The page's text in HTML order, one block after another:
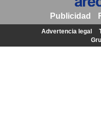
Publicidad
Advertencia legal